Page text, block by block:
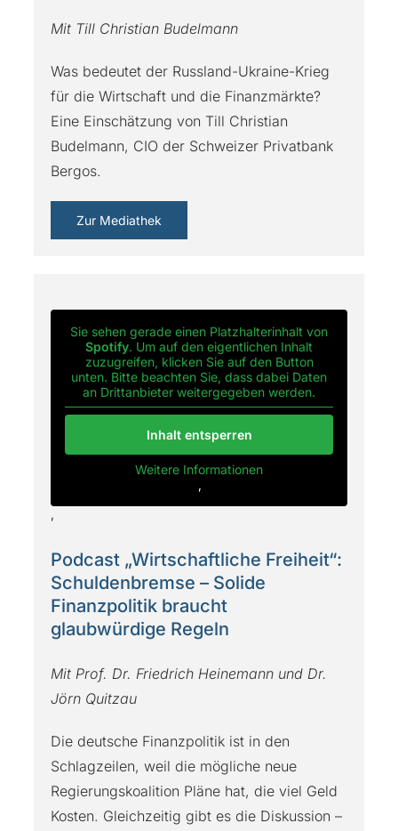
Mit Till Christian Budelmann
Was bedeutet der Russland-Ukraine-Krieg
für die Wirtschaft und die Finanzmärkte?
Eine Einschätzung von Till Christian
Budelmann, CIO der Schweizer Privatbank
Bergos.
Zur Mediathek
Sie sehen gerade einen Platzhalterinhalt von
Spotify. Um auf den eigentlichen Inhalt
zuzugreifen, klicken Sie auf den Button
unten. Bitte beachten Sie, dass dabei Daten
an Drittanbieter weitergegeben werden.
Inhalt entsperren
Weitere Informationen
‚
‚
Podcast „Wirtschaftliche Freiheit“:
Schuldenbremse – Solide
Finanzpolitik braucht
glaubwürdige Regeln
Mit Prof. Dr. Friedrich Heinemann und Dr.
Jörn Quitzau
Die deutsche Finanzpolitik ist in den
Schlagzeilen, weil die mögliche neue
Regierungskoalition Pläne hat, die viel Geld
Kosten. Gleichzeitig gibt es die Diskussion –